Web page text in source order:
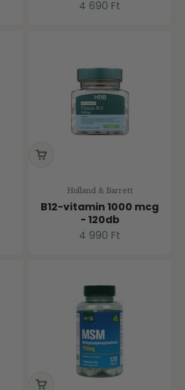
Ár
4 690 Ft
Holland & Barrett
B12-vitamin 1000 mcg
- 120db
Ár
4 990 Ft